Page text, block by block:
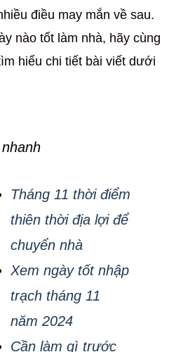
điều may mắn về sau.
nào tốt làm nhà, hãy cùng
hiểu chi tiết bài viết dưới
Tháng 11 thời điểm
thiên thời địa lợi để
chuyển nhà
Xem ngày tốt nhập
trạch tháng 11
năm 2024
Cần làm gì trước